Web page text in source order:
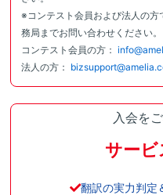
※コンテスト会員および法人の
務局までお問い合わせください。
コンテスト会員の方：
法人の方：
入会を
サービ
翻訳の実力判定